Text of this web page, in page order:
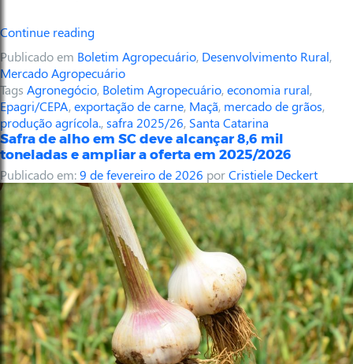
Continue reading
Publicado em Boletim Agropecuário, Desenvolvimento Rural,
Mercado Agropecuário
Tags Agronegócio, Boletim Agropecuário,economia rural,
Epagri/CEPA,exportação de carne, Maçã, mercado de grãos,
produção agrícola.,safra 2025/26, Santa Catarina
Safra de alho em SC deve alcançar 8,6 mil
toneladas e ampliar a oferta em 2025/2026
Publicado em:9 de fevereiro de 2026 porCristiele Deckert